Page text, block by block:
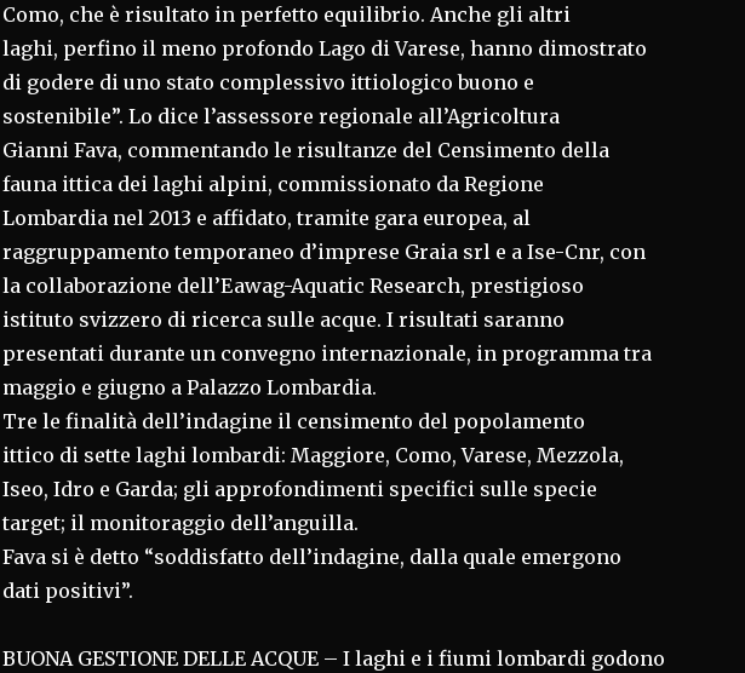
Como, che è risultato in perfetto equilibrio. Anche gli altri
laghi, perfino il meno profondo Lago di Varese, hanno dimostrato
di godere di uno stato complessivo ittiologico buono e
sostenibile”. Lo dice l’assessore regionale all’Agricoltura
Gianni Fava, commentando le risultanze del Censimento della
fauna ittica dei laghi alpini, commissionato da Regione
Lombardia nel 2013 e affidato, tramite gara europea, al
raggruppamento temporaneo d’imprese Graia srl e a Ise-Cnr, con
la collaborazione dell’Eawag-Aquatic Research, prestigioso
istituto svizzero di ricerca sulle acque. I risultati saranno
presentati durante un convegno internazionale, in programma tra
maggio e giugno a Palazzo Lombardia.
Tre le finalità dell’indagine il censimento del popolamento
ittico di sette laghi lombardi: Maggiore, Como, Varese, Mezzola,
Iseo, Idro e Garda; gli approfondimenti specifici sulle specie
target; il monitoraggio dell’anguilla.
Fava si è detto “soddisfatto dell’indagine, dalla quale emergono
dati positivi”.
BUONA GESTIONE DELLE ACQUE – I laghi e i fiumi lombardi godono